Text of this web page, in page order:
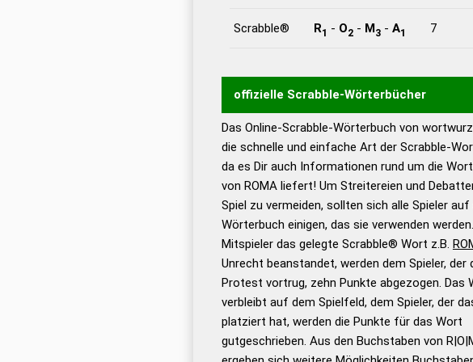
Scrabble® R1 - O2- M3- A1 7
offizielle Scrabble-Wörterbücher
Wortwurzel liefert mit Hilfe eines
Wortanalyse-Algorithmus gute
Wortbedeutung, Worttrennung und
Gültigkeit eines Wortes für das Scrabble-
bestimmen! zugelassene Turnier Scrabble-
Wörterbücher sind:
Duden – Standardwerk
Bänden
Duden – Richtiges und
Deutsch
Das Online-Scrabble-Wörterbuch von
die schnelle und einfache Art der Scrabble-
da es Dir auch Informationen rund um die
von ROMA liefert! Um Streitereien und
Spiel zu vermeiden, sollten sich alle Spieler auf
Wörterbuch einigen, das sie verwenden
Mitspieler das gelegte Scrabble® Wort z.B.
Unrecht beanstandet, werden dem Spieler, der
Protest vortrug, zehn Punkte abgezogen. Das
verbleibt auf dem Spielfeld, dem Spieler, der
platziert hat, werden die Punkte für das Wort
gutgeschrieben. Aus den Buchstaben von